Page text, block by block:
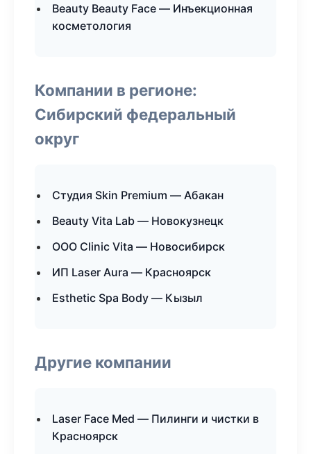
Beauty Beauty Face — Инъекционная
косметология
Компании в регионе:
Сибирский федеральный
округ
Студия Skin Premium — Абакан
Beauty Vita Lab — Новокузнецк
ООО Clinic Vita — Новосибирск
ИП Laser Aura — Красноярск
Esthetic Spa Body — Кызыл
Другие компании
Laser Face Med — Пилинги и чистки в
Красноярск